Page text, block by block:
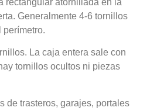
rectangular atornillada en la
Generalmente 4-6 tornillos
perímetro.
La caja entera sale con
tornillos ocultos ni piezas
de trasteros, garajes, portales